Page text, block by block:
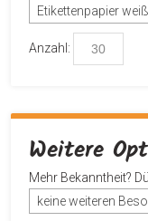
Etikettenpapier
Anzahl:
Weitere
Mehr Bekanntheit?
keine weiteren